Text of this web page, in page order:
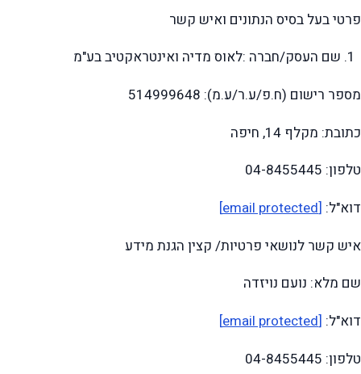
פרטי בעל בסיס הנתונים ואיש קשר
שם העסק/חברה :לאוס מדיה ואינטראקטיב בע"מ
מספר רישום (ח.פ/ע.ר/ע.מ): 514999648
כתובת: מקלף 14, חיפה
טלפון: 04-8455445
דוא"ל: [email protected]
איש קשר לנושאי פרטיות/ קצין הגנת מידע
שם מלא: נועם נויזדה
דוא"ל: [email protected]
טלפון: 04-8455445